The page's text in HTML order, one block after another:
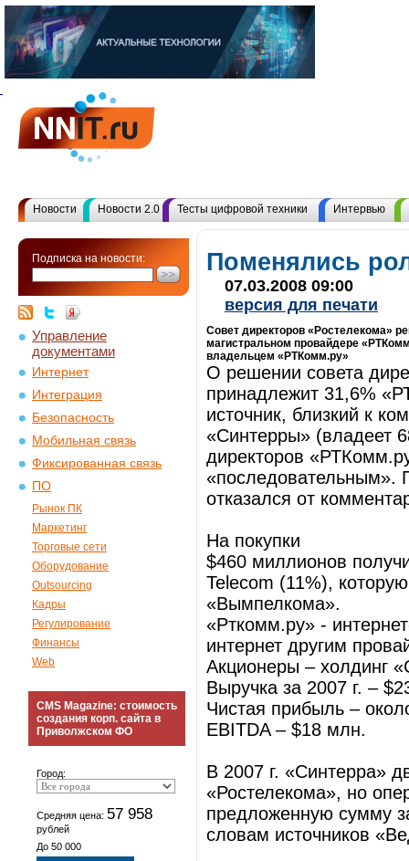
Новости Новости 2.0 Тесты цифровой техники Интервью
Подписка на новости:
Управление
документами
Интернет
Интеграция
Безопасность
Мобильная связь
Фиксированная связь
ПО
Рынок ПК
Маркетинг
Торговые сети
Оборудование
Outsourcing
Кадры
Регулирование
Финансы
Web
CMS Magazine: стоимость
создания корп. сайта в
Приволжском ФО
Город:
Средняя цена: 57 958
рублей
До 50 000
Поменялись
07.03.2008 09:00
версия для печати
Совет директоров «Ростелекома»
магистральном провайдере
владельцем «РТКомм.ру»
О решении совета
принадлежит 31,6%
источник, близкий к
«Синтерры» (владеет
директоров
«последовательным».
отказался от
На покупки
$460 миллионов
Telecom (11%),
«Вымпелкома».
«Рткомм.ру» -
интернет другим
Акционеры – холдинг
Выручка за 2007 г. –
Чистая прибыль –
EBITDA – $18 млн.
В 2007 г. «Синтерра»
«Ростелекома», но
предложенную сумму
словам источников